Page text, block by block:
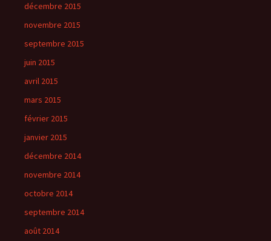
décembre 2015
novembre 2015
septembre 2015
juin 2015
avril 2015
mars 2015
février 2015
janvier 2015
décembre 2014
novembre 2014
octobre 2014
septembre 2014
août 2014